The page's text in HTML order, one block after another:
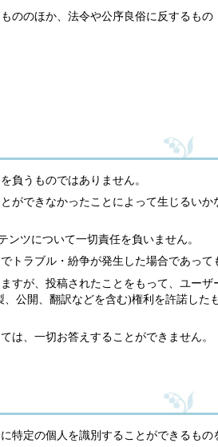
ののほか、法令や公序良俗に反するもの
負うものではありません。
ができなかったことによって生じるい
ツについて一切責任を負いません。
ラブル・紛争が発生した場合であって
すが、投稿されたことをもって、ユー
公開、翻訳などを含む)権利を許諾した
は、一切お答えすることができません。
特定の個人を識別することができるもの